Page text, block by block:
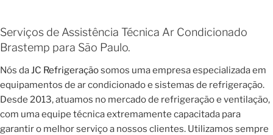
Serviços de Assistência Técnica Ar Condicionado
Brastemp para São Paulo.
Nós daJC Refrigeraçãosomos uma empresa especializada em
equipamentos de ar condicionado e sistemas de refrigeração.
Desde 2013, atuamos no mercado de refrigeração e ventilação,
com uma equipe técnica extremamente capacitada para
garantir o melhor serviço a nossos clientes. Utilizamos sempre